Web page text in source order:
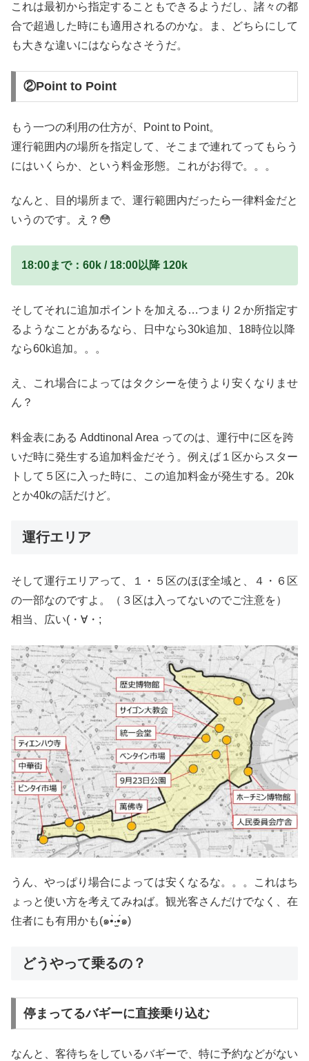
これは最初から指定することもできるようだし、諸々の都
合で超過した時にも適用されるのかな。ま、どちらにして
も大きな違いにはならなさそうだ。
②Point to Point
もう一つの利用の仕方が、Point to Point。
運行範囲内の場所を指定して、そこまで連れてってもらう
にはいくらか、という料金形態。これがお得で。。。
なんと、目的場所まで、運行範囲内だったら一律料金だと
いうのです。え？😳
18:00まで：60k / 18:00以降 120k
そしてそれに追加ポイントを加える…つまり２か所指定す
るようなことがあるなら、日中なら30k追加、18時位以降
なら60k追加。。。
え、これ場合によってはタクシーを使うより安くなりませ
ん？
料金表にある Addtinonal Area ってのは、運行中に区を跨
いだ時に発生する追加料金だそう。例えば１区からスター
トして５区に入った時に、この追加料金が発生する。20k
とか40kの話だけど。
運行エリア
そして運行エリアって、１・５区のほぼ全域と、４・６区
の一部なのですよ。（３区は入ってないのでご注意を）
相当、広い(・∀・;
うん、やっぱり場合によっては安くなるな。。。これはち
ょっと使い方を考えてみねば。観光客さんだけでなく、在
住者にも有用かも(๑•̀‧̫•́๑)
どうやって乗るの？
停まってるバギーに直接乗り込む
なんと、客待ちをしているバギーで、特に予約などがない